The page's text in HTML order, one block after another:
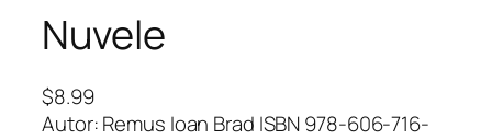
Nuvele
$8.99
Autor: Remus Ioan Brad ISBN 978-606-716-